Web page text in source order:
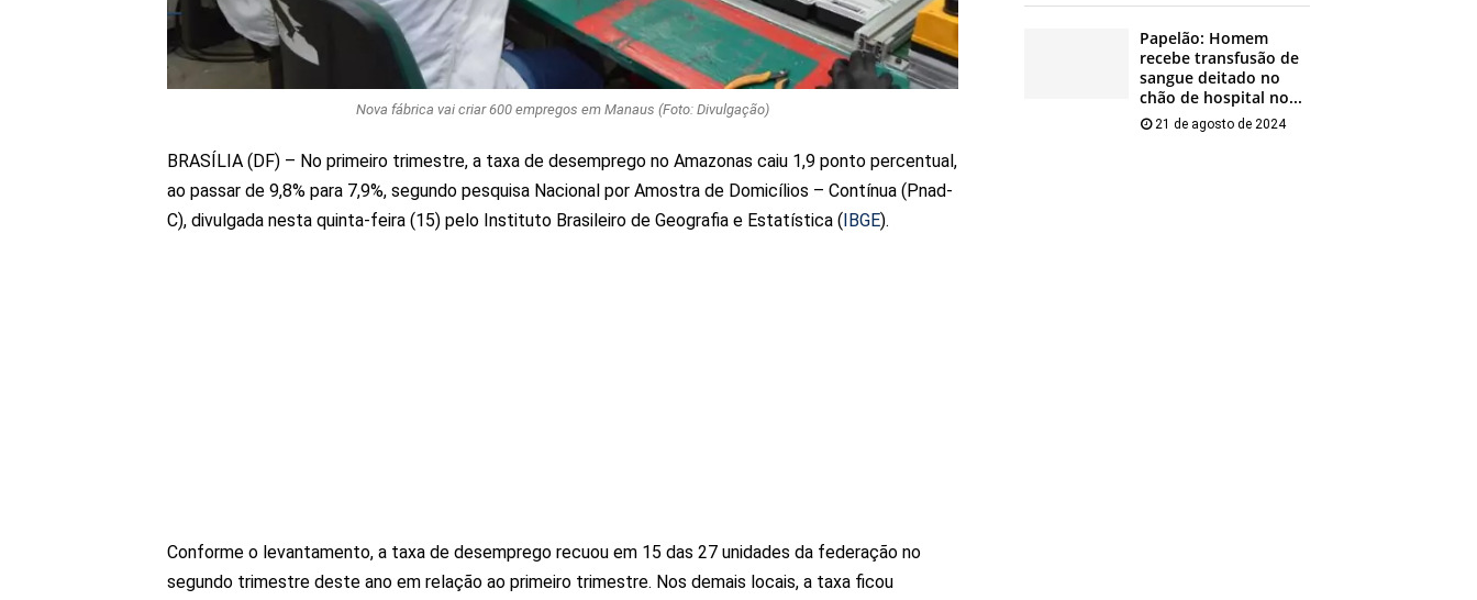
Nova fábrica vai criar 600 empregos em Manaus (Foto: Divulgação)
BRASÍLIA (DF) – No primeiro trimestre, a taxa de desemprego no Amazonas caiu 1,9 ponto percentual,
ao passar de 9,8% para 7,9%, segundo pesquisa Nacional por Amostra de Domicílios – Contínua (Pnad-
C), divulgada nesta quinta-feira (15) pelo Instituto Brasileiro de Geografia e Estatística (IBGE).
Conforme o levantamento, a taxa de desemprego recuou em 15 das 27 unidades da federação no
segundo trimestre deste ano em relação ao primeiro trimestre. Nos demais locais, a taxa ficou
Papelão: Homem
recebe transfusão de
sangue deitado no
chão de hospital no...
21 de agosto de 2024